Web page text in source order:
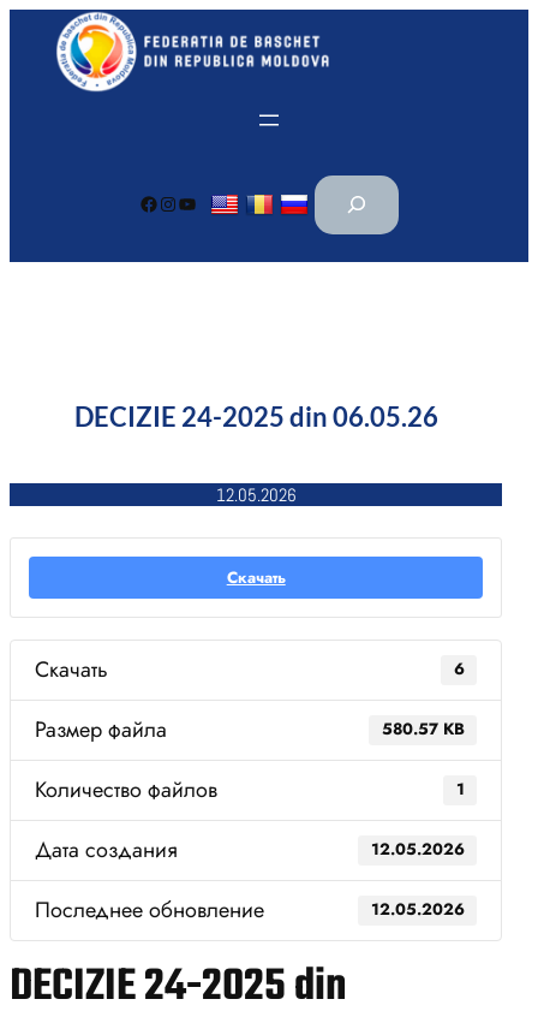
Перейти
содержимому
Facebook Instagram YouTube
П
и
DECIZIE 24-2025 din 06.05.26
12.05.2026
Скачать
Скачать 6
Размер файла 580.57 KB
Количество файлов 1
Дата создания 12.05.2026
Последнее обновление 12.05.2026
DECIZIE 24-2025 din